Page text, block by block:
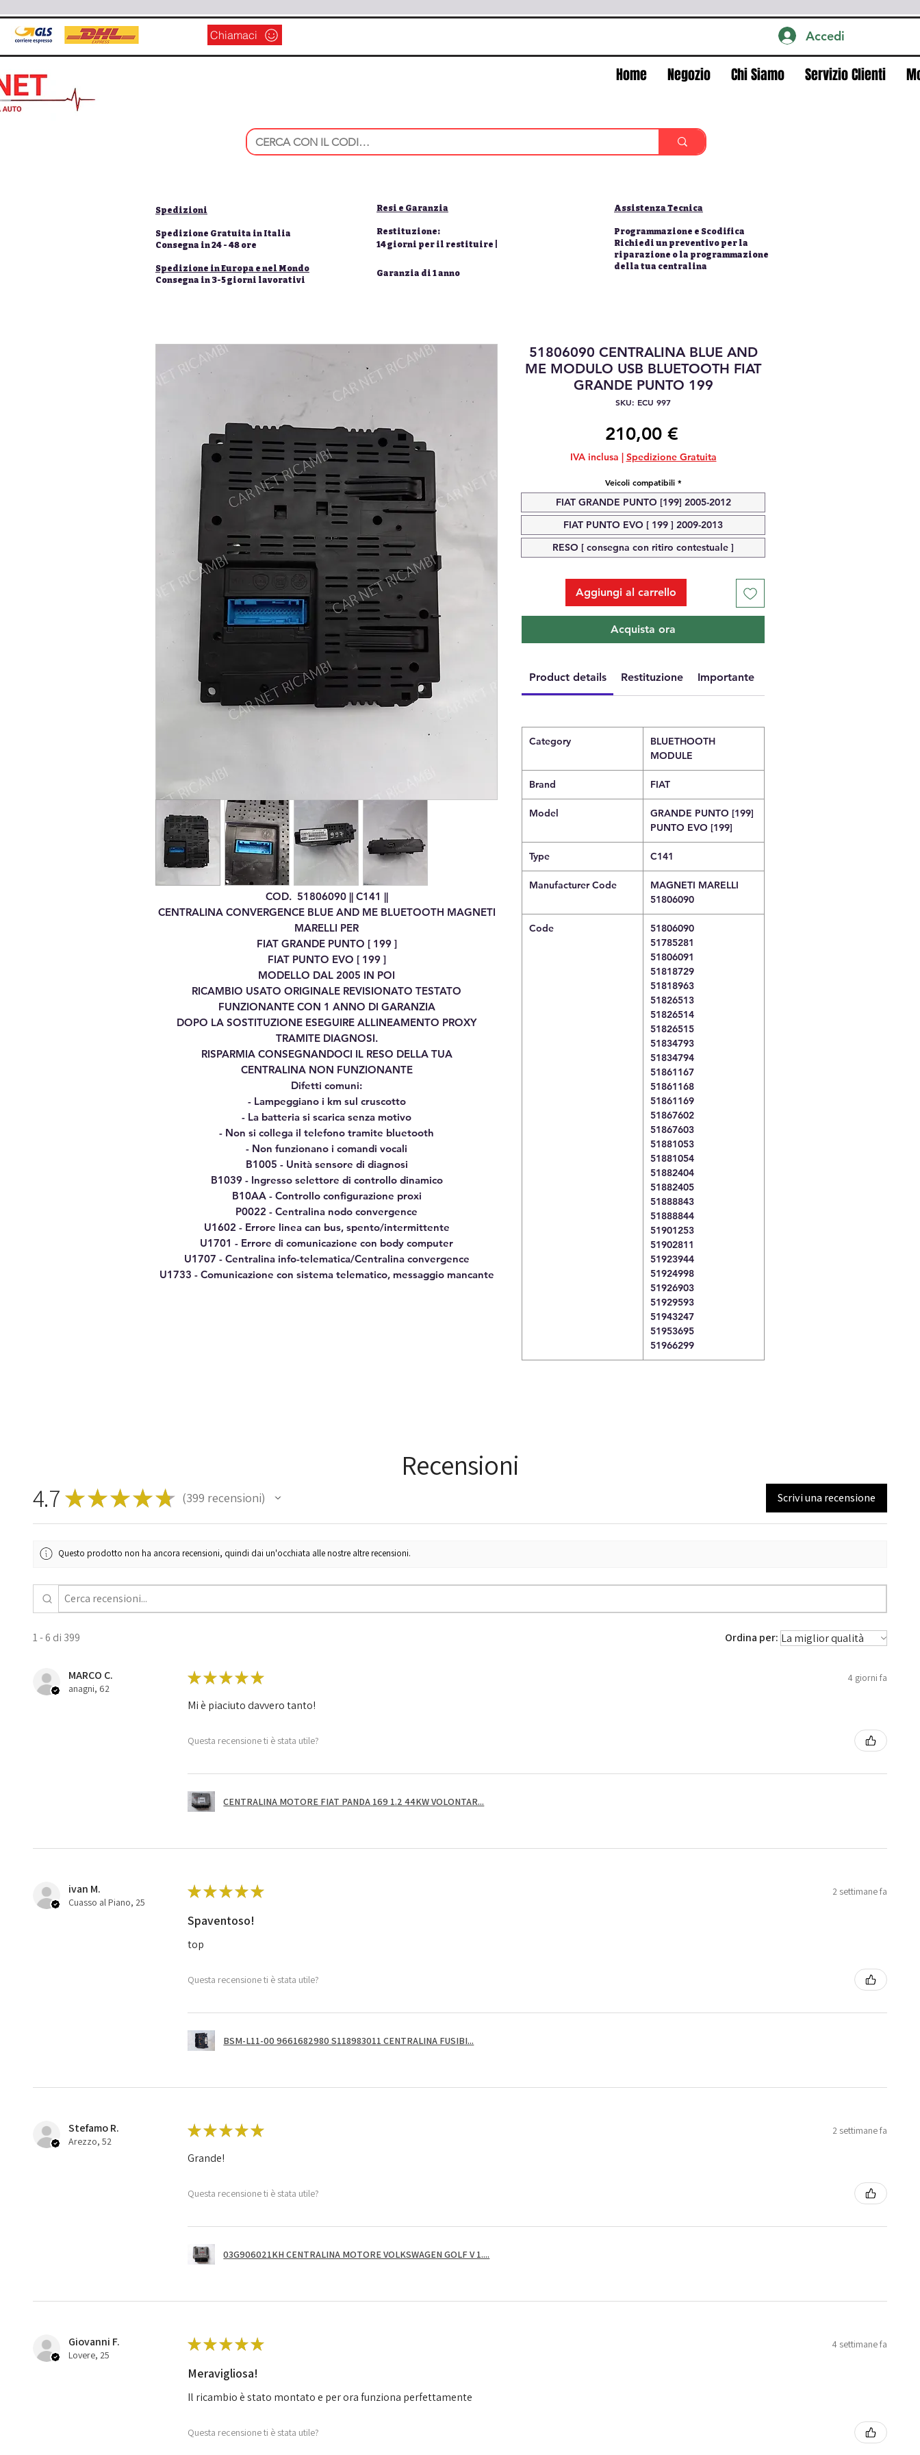
Chiamaci Accedi
Home Negozio Chi Siamo Servizio Clienti
Spedizioni
Spedizione Gratuita in Italia
Consegna in 24 - 48 ore
Spedizione in Europa e nel Mondo
Consegna in 3-5 giorni lavorativi
Resi e Garanzia
Restituzione:
14 giorni per il restituire |
Garanzia di 1 anno
Assistenza Tecnica
Programmazione e Scodifica
Richiedi un preventivo per la
riparazione o la programmazione
della tua centralina
COD. 51806090 || C141 ||
CENTRALINA CONVERGENCE BLUE AND ME BLUETOOTH MAGNETI
MARELLI PER
FIAT GRANDE PUNTO [ 199 ]
FIAT PUNTO EVO [ 199 ]
MODELLO DAL 2005 IN POI
RICAMBIO USATO ORIGINALE REVISIONATO TESTATO
FUNZIONANTE CON 1 ANNO DI GARANZIA
DOPO LA SOSTITUZIONE ESEGUIRE ALLINEAMENTO PROXY
TRAMITE DIAGNOSI.
RISPARMIA CONSEGNANDOCI IL RESO DELLA TUA
CENTRALINA NON FUNZIONANTE
Difetti comuni:
- Lampeggiano i km sul cruscotto
- La batteria si scarica senza motivo
- Non si collega il telefono tramite bluetooth
- Non funzionano i comandi vocali
B1005 - Unità sensore di diagnosi
B1039 - Ingresso selettore di controllo dinamico
B10AA - Controllo configurazione proxi
P0022 - Centralina nodo convergence
U1602 - Errore linea can bus, spento/intermittente
U1701 - Errore di comunicazione con body computer
U1707 - Centralina info-telematica/Centralina convergence
U1733 - Comunicazione con sistema telematico, messaggio mancante
51806090 CENTRALINA BLUE AND
ME MODULO USB BLUETOOTH FIAT
GRANDE PUNTO 199
SKU: ECU 997
210,00 €Prezzo
IVA inclusa | Spedizione Gratuita
Veicoli compatibili *
FIAT GRANDE PUNTO [199] 2005-2012
FIAT PUNTO EVO [ 199 ] 2009-2013
RESO [ consegna con ritiro contestuale ]
Aggiungi al carrello
Acquista ora
Product details Restituzione Importante
Category
BLUETHOOTH
MODULE
Brand FIAT
Model
GRANDE PUNTO [199]
PUNTO EVO [199]
Type C141
Manufacturer Code
MAGNETI MARELLI
51806090
Code
51806090
51785281
51806091
51818729
51818963
51826513
51826514
51826515
51834793
51834794
51861167
51861168
51861169
51867602
51867603
51881053
51881054
51882404
51882405
51888843
51888844
51901253
51902811
51923944
51924998
51926903
51929593
51943247
51953695
51966299
Recensioni
4.7 ★★★★★ 399 recensioni
399 Scrivi una recensione
Questo prodotto non ha ancora recensioni, quindi dai un'occhiata alle nostre altre recensioni.
1 - 6 di 399 Ordina per:
MARCO C.
anagni, 62
★★★★★ 4 giorni fa
Mi è piaciuto davvero tanto!
Questa recensione ti è stata utile?
CENTRALINA MOTORE FIAT PANDA 169 1.2 44KW VOLONTAR...
ivan M.
Cuasso al Piano, 25
★★★★★ 2 settimane fa
Spaventoso!
top
Questa recensione ti è stata utile?
BSM-L11-00 9661682980 S118983011 CENTRALINA FUSIBI...
Stefamo R.
Arezzo, 52
★★★★★ 2 settimane fa
Grande!
Questa recensione ti è stata utile?
03G906021KH CENTRALINA MOTORE VOLKSWAGEN GOLF V 1....
Giovanni F.
Lovere, 25
★★★★★ 4 settimane fa
Meravigliosa!
Il ricambio è stato montato e per ora funziona perfettamente
Questa recensione ti è stata utile?